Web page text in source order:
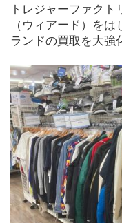
トレジャーファク
（ウィアード）を
ランドの買取を大強